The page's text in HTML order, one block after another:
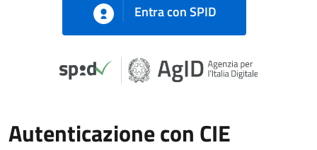
Entra con SPID
Autenticazione con CIE